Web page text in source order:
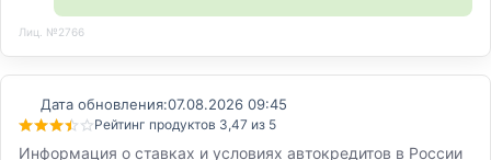
Лиц. №2766
Дата обновления:07.08.2026 09:45
Рейтинг продуктов 3,47 из 5
Информация о ставках и условиях автокредитов в России